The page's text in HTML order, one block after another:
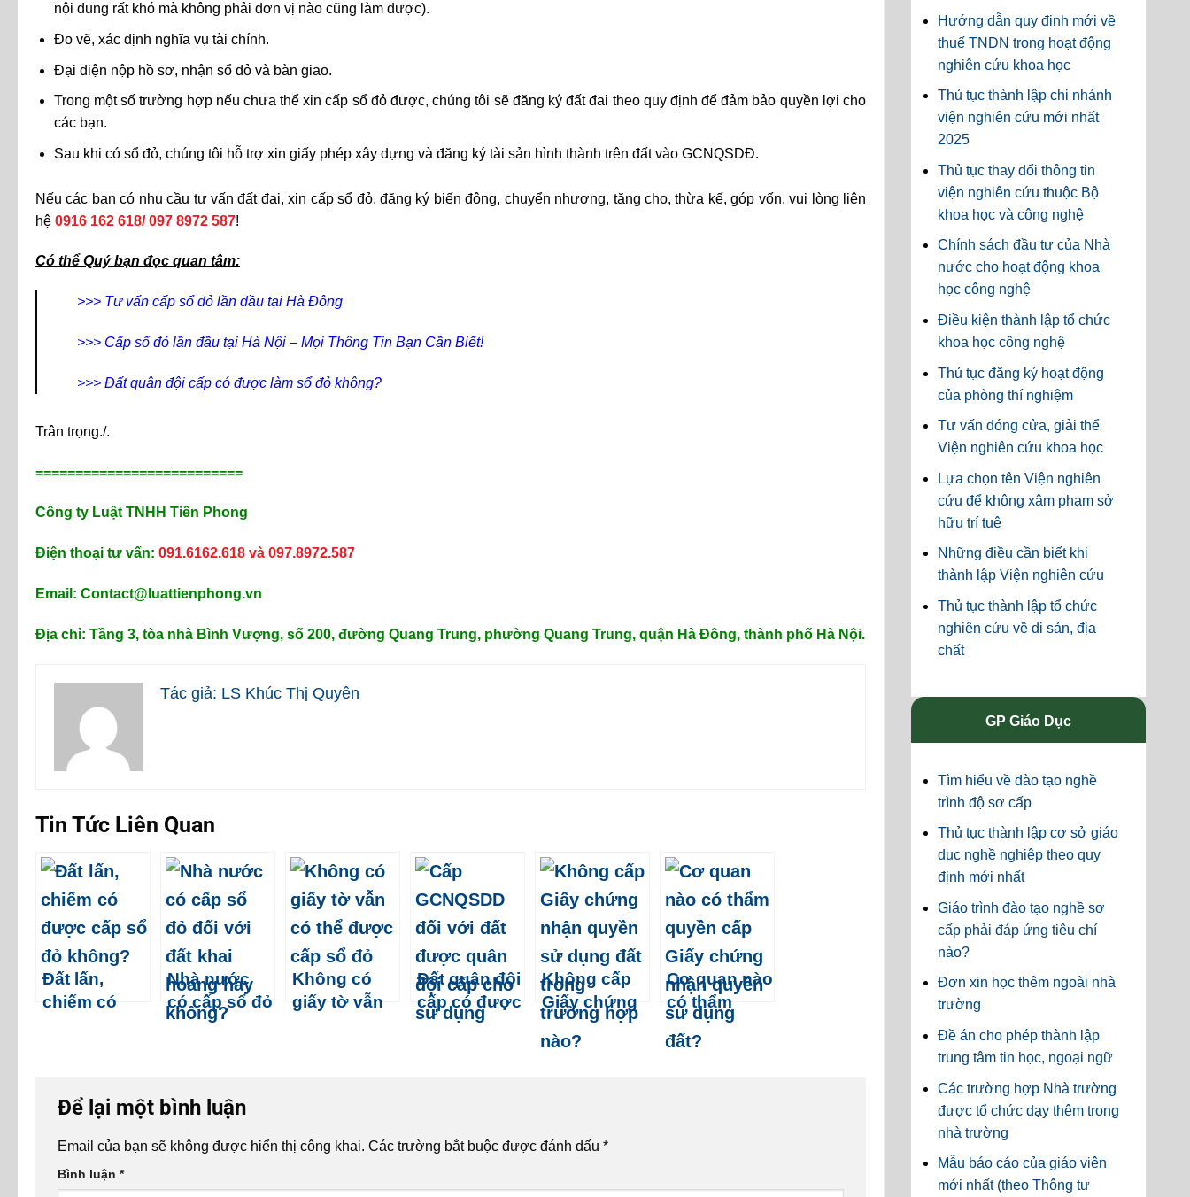
nội dung rất khó mà không phải đơn vị nào cũng làm được).
Đo vẽ, xác định nghĩa vụ tài chính.
Đại diện nộp hồ sơ, nhận sổ đỏ và bàn giao.
Trong một số trường hợp nếu chưa thể xin cấp sổ đỏ được, chúng tôi sẽ đăng ký đất đai theo quy định để đảm bảo quyền lợi cho
các bạn.
Sau khi có sổ đỏ, chúng tôi hỗ trợ xin giấy phép xây dựng và đăng ký tài sản hình thành trên đất vào GCNQSDĐ.
Nếu các bạn có nhu cầu tư vấn đất đai, xin cấp sổ đỏ, đăng ký biến động, chuyển nhượng, tặng cho, thừa kế, góp vốn, vui lòng liên
hệ 0916 162 618/ 097 8972 587!
Có thể Quý bạn đọc quan tâm:
>>> Tư vấn cấp sổ đỏ lần đầu tại Hà Đông
>>> Cấp sổ đỏ lần đầu tại Hà Nội – Mọi Thông Tin Bạn Cần Biết!
>>> Đất quân đội cấp có được làm sổ đỏ không?
Trân trọng./.
==========================
Công ty Luật TNHH Tiền Phong
Điện thoại tư vấn: 091.6162.618 và 097.8972.587
Email: Contact@luattienphong.vn
Địa chỉ: Tầng 3, tòa nhà Bình Vượng, số 200, đường Quang Trung, phường Quang Trung, quận Hà Đông, thành phố Hà Nội.
Tác giả: LS Khúc Thị Quyên
Tin Tức Liên Quan
Đất lấn,
chiếm có
Nhà nước
có cấp sổ đỏ
đối với đất
Không có
giấy tờ vẫn
Đất quân đội
cấp có được
làm sổ đỏ
Không cấp
Giấy chứng
nhận quyền
sử dụng đất
Cơ quan nào
có thẩm
quyền cấp
Giấy chứng
Để lại một bình luận
Email của bạn sẽ không được hiển thị công khai. Các trường bắt buộc được đánh dấu *
Bình luận *
Hướng dẫn quy định mới về
thuế TNDN trong hoạt động
nghiên cứu khoa học
Thủ tục thành lập chi nhánh
viện nghiên cứu mới nhất
2025
Thủ tục thay đổi thông tin
viện nghiên cứu thuộc Bộ
khoa học và công nghệ
Chính sách đầu tư của Nhà
nước cho hoạt động khoa
học công nghệ
Điều kiện thành lập tổ chức
khoa học công nghệ
Thủ tục đăng ký hoạt động
của phòng thí nghiệm
Tư vấn đóng cửa, giải thể
Viện nghiên cứu khoa học
Lựa chọn tên Viện nghiên
cứu để không xâm phạm sở
hữu trí tuệ
Những điều cần biết khi
thành lập Viện nghiên cứu
Thủ tục thành lập tổ chức
nghiên cứu về di sản, địa
chất
GP Giáo Dục
Tìm hiểu về đào tạo nghề
trình độ sơ cấp
Thủ tục thành lập cơ sở giáo
dục nghề nghiệp theo quy
định mới nhất
Giáo trình đào tạo nghề sơ
cấp phải đáp ứng tiêu chí
nào?
Đơn xin học thêm ngoài nhà
trường
Đề án cho phép thành lập
trung tâm tin học, ngoại ngữ
Các trường hợp Nhà trường
được tổ chức dạy thêm trong
nhà trường
Mẫu báo cáo của giáo viên
mới nhất (theo Thông tư